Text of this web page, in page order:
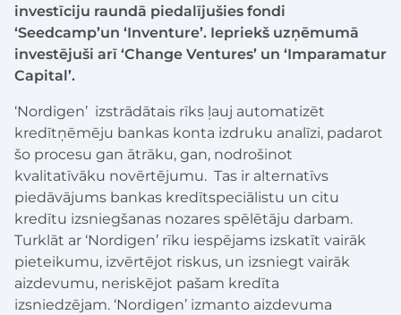
investīciju raundā piedalījušies fondi
‘Seedcamp’un ‘Inventure’. Iepriekš uzņēmumā
investējuši arī ‘Change Ventures’ un ‘Imparamatur
Capital’.
‘Nordigen’ izstrādātais rīks ļauj automatizēt
kredītņēmēju bankas konta izdruku analīzi, padarot
šo procesu gan ātrāku, gan, nodrošinot
kvalitatīvāku novērtējumu. Tas ir alternatīvs
piedāvājums bankas kredītspeciālistu un citu
kredītu izsniegšanas nozares spēlētāju darbam.
Turklāt ar ‘Nordigen’ rīku iespējams izskatīt vairāk
pieteikumu, izvērtējot riskus, un izsniegt vairāk
aizdevumu, neriskējot pašam kredīta
izsniedzējam. ‘Nordigen’ izmanto aizdevuma